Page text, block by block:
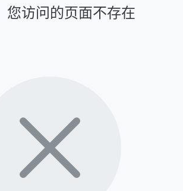
您访问的页面不存在